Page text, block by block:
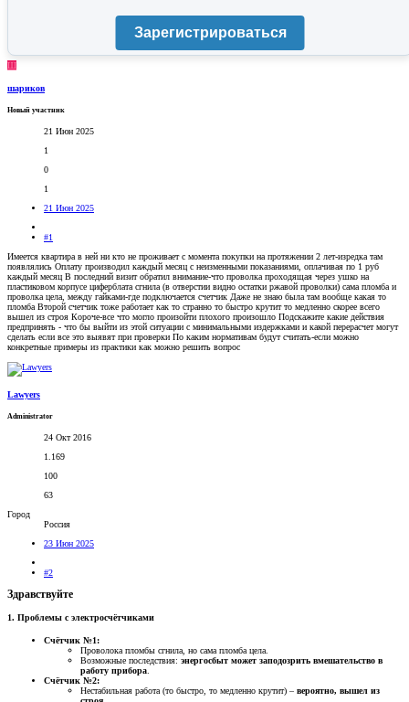
Зарегистрироваться
Ш
шариков
Новый участник
21 Июн 2025
1
0
1
21 Июн 2025
#1
Имеется квартира в ней ни кто не проживает с момента покупки на протяжении 2 лет-изредка там
появлялись Оплату производил каждый месяц с неизменными показаниями, оплачивая по 1 руб
каждый месяц В последний визит обратил внимание-что проволка проходящая через ушко на
пластиковом корпусе циферблата сгнила (в отверстии видно остатки ржавой проволки) сама пломба и
проволка цела, между гайками-где подключается счетчик Даже не знаю была там вообще какая то
пломба Второй счетчик тоже работает как то странно то быстро крутит то медленно скорее всего
вышел из строя Короче-все что могло произойти плохого произошло Подскажите какие действия
предпринять - что бы выйти из этой ситуации с минимальными издержками и какой перерасчет могут
сделать если все это выявят при проверки По каким нормативам будут считать-если можно
конкретные примеры из практики как можно решить вопрос
Lawyers
Administrator
24 Окт 2016
1.169
100
63
Город
Россия
23 Июн 2025
#2
Здравствуйте​
1. Проблемы с электросчётчиками
Счётчик №1:
Проволока пломбы сгнила, но сама пломба цела.
Возможные последствия: энергосбыт может заподозрить вмешательство в
работу прибора
Счётчик №2:
Нестабильная работа (то быстро, то медленно крутит) – вероятно, вышел из